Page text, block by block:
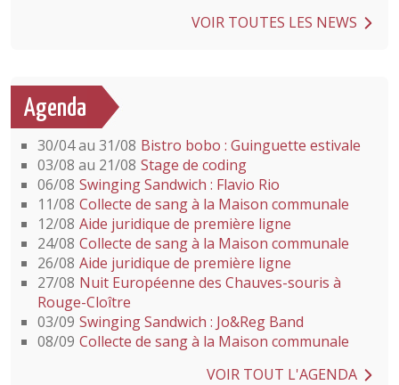
VOIR TOUTES LES NEWS
Agenda
30/04 au 31/08 Bistro bobo : Guinguette estivale
03/08 au 21/08 Stage de coding
06/08 Swinging Sandwich : Flavio Rio
11/08 Collecte de sang à la Maison communale
12/08 Aide juridique de première ligne
24/08 Collecte de sang à la Maison communale
26/08 Aide juridique de première ligne
27/08 Nuit Européenne des Chauves-souris à
Rouge-Cloître
03/09 Swinging Sandwich : Jo&Reg Band
08/09 Collecte de sang à la Maison communale
VOIR TOUT L'AGENDA